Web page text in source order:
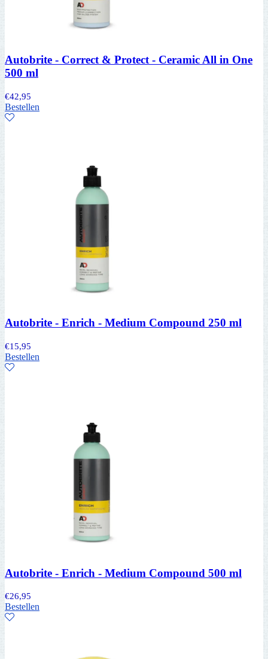
Autobrite - Correct & Protect - Ceramic All in One
500 ml
€42,95
Bestellen
Autobrite - Enrich - Medium Compound 250 ml
€15,95
Bestellen
Autobrite - Enrich - Medium Compound 500 ml
€26,95
Bestellen